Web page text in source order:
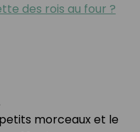
des rois au four ?
morceaux et le